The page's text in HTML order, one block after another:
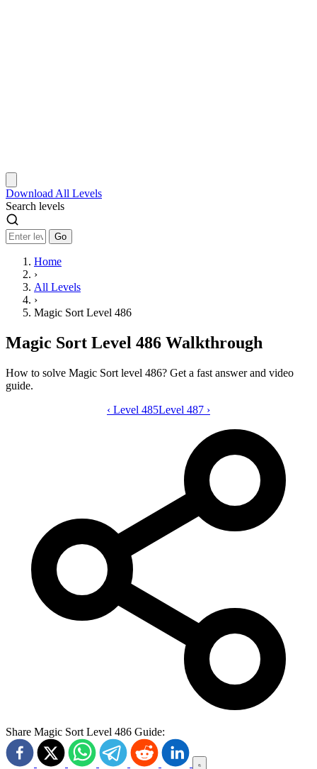
Download All Levels
Search levels
Go
Home
›
All Levels
›
Magic Sort Level 486
Magic Sort Level 486 Walkthrough
How to solve Magic Sort level 486? Get a fast answer and video
guide.
Magic Sort level 486 video guide
‹ Level 485Level 487 ›
Share Magic Sort Level 486 Guide: